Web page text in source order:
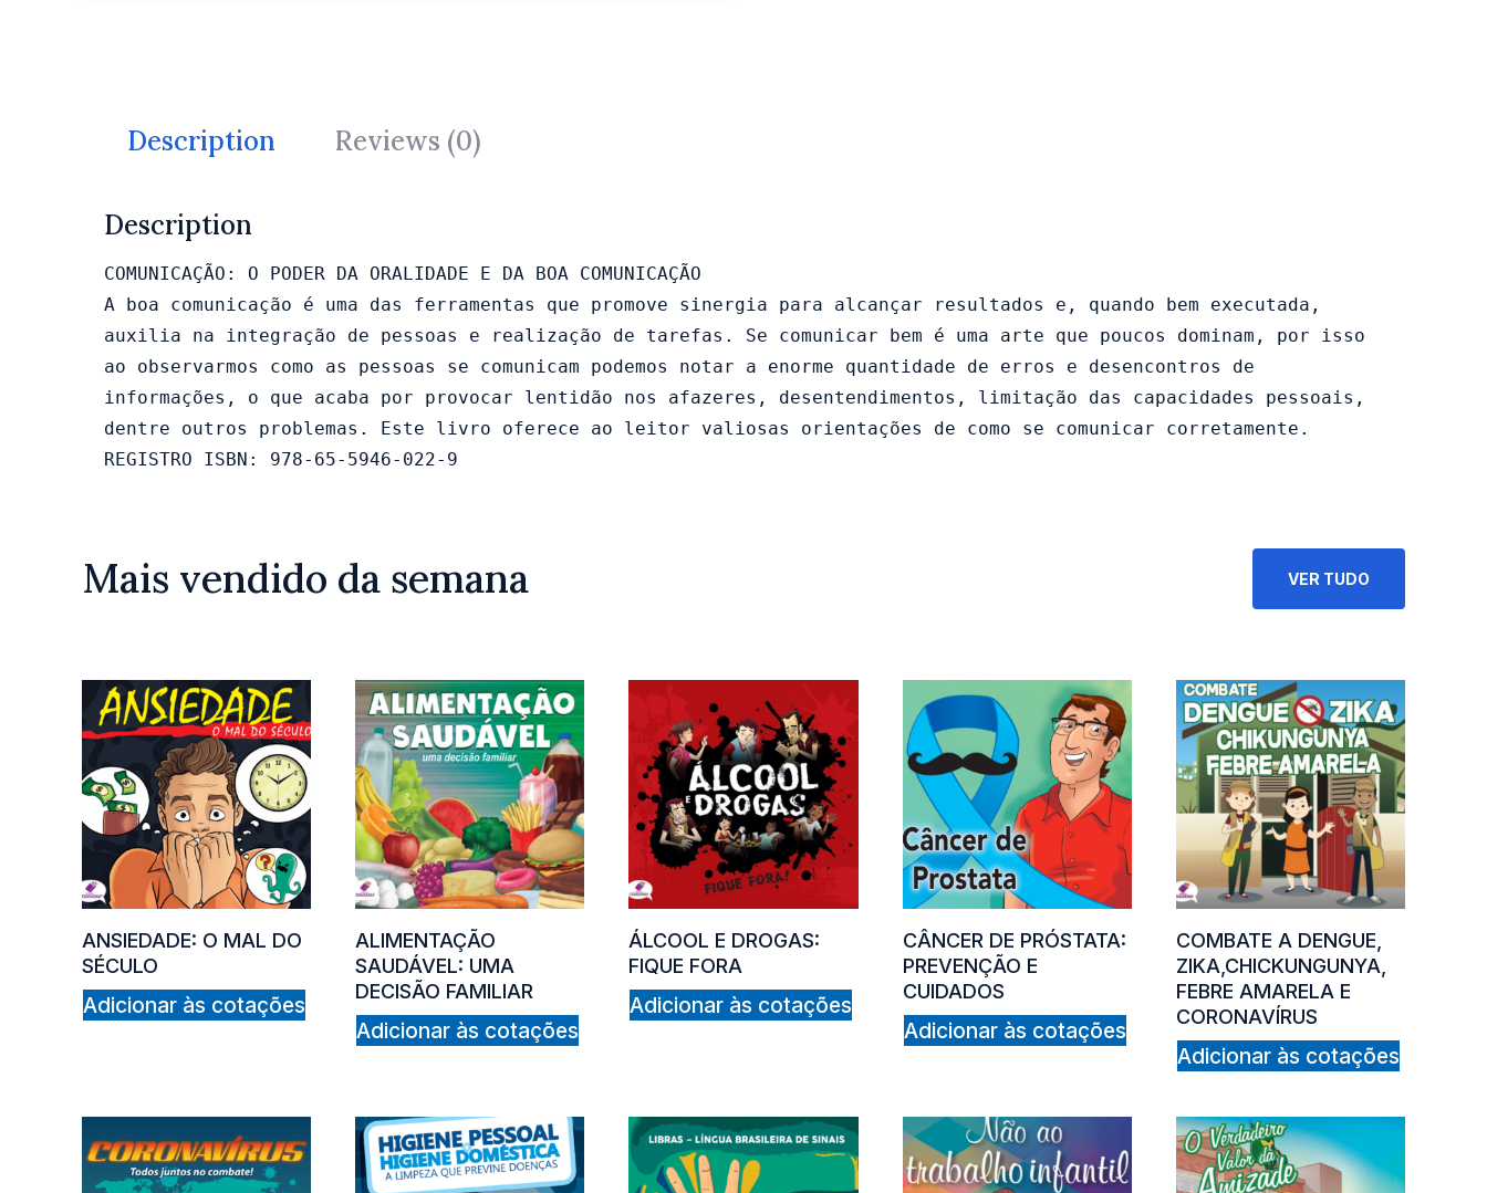
Description Reviews (0)
Description
COMUNICAÇÃO: O PODER DA ORALIDADE E DA BOA COMUNICAÇÃO
A boa comunicação é uma das ferramentas que promove sinergia para alcançar resultados e, quando bem executada,
auxilia na integração de pessoas e realização de tarefas. Se comunicar bem é uma arte que poucos dominam, por isso
ao observarmos como as pessoas se comunicam podemos notar a enorme quantidade de erros e desencontros de
informações, o que acaba por provocar lentidão nos afazeres, desentendimentos, limitação das capacidades pessoais,
dentre outros problemas. Este livro oferece ao leitor valiosas orientações de como se comunicar corretamente.
REGISTRO ISBN: 978-65-5946-022-9
Mais vendido da semana VER TUDO
ANSIEDADE: O MAL DO
SÉCULO
Adicionar às cotações
ALIMENTAÇÃO
SAUDÁVEL: UMA
DECISÃO FAMILIAR
Adicionar às cotações
ÁLCOOL E DROGAS:
FIQUE FORA
Adicionar às cotações
CÂNCER DE PRÓSTATA:
PREVENÇÃO E
CUIDADOS
Adicionar às cotações
COMBATE A DENGUE,
ZIKA,CHICKUNGUNYA,
FEBRE AMARELA E
CORONAVÍRUS
Adicionar às cotações